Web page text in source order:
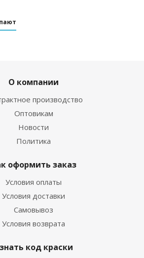
О компании
производство
Оптовикам
Новости
Политика
оформить заказ
Условия оплаты
Условия доставки
Самовывоз
Условия возврата
код краски